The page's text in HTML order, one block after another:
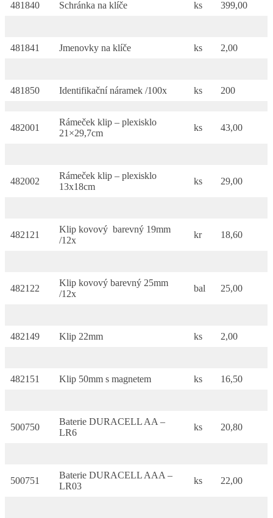
481840 Schránka na klíče ks 399,00
481841 Jmenovky na klíče ks 2,00
481850 Identifikační náramek /100x ks 200
482001
Rámeček klip – plexisklo
21×29,7cm
ks 43,00
482002
Rámeček klip – plexisklo
13x18cm
ks 29,00
482121
Klip kovový barevný 19mm
/12x
kr 18,60
482122
Klip kovový barevný 25mm
/12x
bal 25,00
482149 Klip 22mm ks 2,00
482151 Klip 50mm s magnetem ks 16,50
500750
Baterie DURACELL AA –
LR6
ks 20,80
500751
Baterie DURACELL AAA –
LR03
ks 22,00